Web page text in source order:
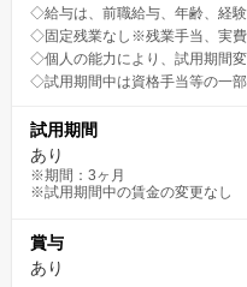
◇給与は、前職給与、年齢、経験
◇固定残業なし※残業手当、実
◇個人の能力により、試用期間
◇試用期間中は資格手当等の一部
試用期間
あり
※期間：3ヶ月
※試用期間中の賃金の変更なし
賞与
あり